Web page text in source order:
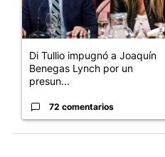
Di Tullio impugnó a Joaquín
Benegas Lynch por un
presun...
72 comentarios